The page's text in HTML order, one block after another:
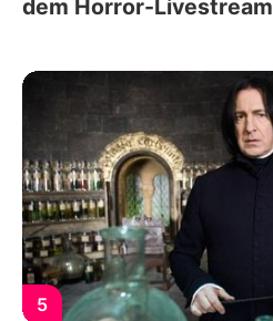
dem Horror-Livestream
5